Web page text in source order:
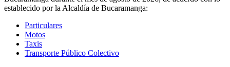
establecido por la Alcaldía de Bucaramanga:
Particulares
Motos
Taxis
Transporte Público Colectivo